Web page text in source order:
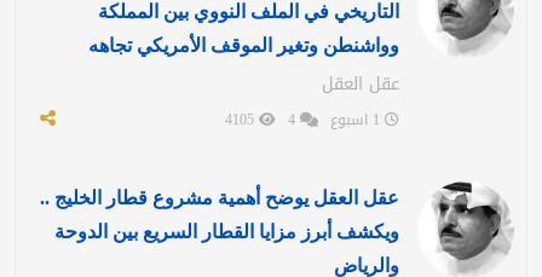
التاريخي في الملف النووي بين المملكة
وواشنطن وتغير الموقف الأمريكي تجاهه
عقل العقل
عقل العقل يوضح أهمية مشروع قطار الخليج ..
ويكشف أبرز مزايا القطار السريع بين الدوحة
والرياض